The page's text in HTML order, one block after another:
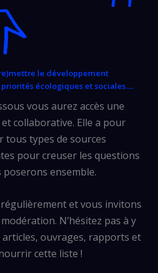
le développement
écologiques et sociales….
vous aurez accès une
collaborative. Elle a pour
tous types de sources
pour creuser les questions
ensemble.
et vous invitons
N’hésitez pas à y
ouvrages, rapports et
cette liste !